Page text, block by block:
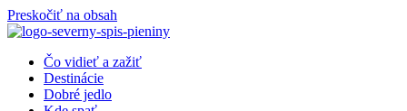
Preskočiť na obsah
Čo vidieť a zažiť
Destinácie
Dobré jedlo